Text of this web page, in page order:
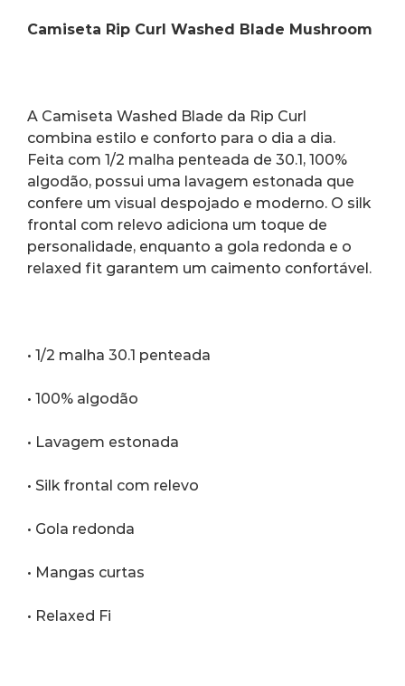
Camiseta Rip Curl Washed Blade Mushroom
A Camiseta Washed Blade da Rip Curl
combina estilo e conforto para o dia a dia.
Feita com 1/2 malha penteada de 30.1, 100%
algodão, possui uma lavagem estonada que
confere um visual despojado e moderno. O silk
frontal com relevo adiciona um toque de
personalidade, enquanto a gola redonda e o
relaxed fit garantem um caimento confortável.
• 1/2 malha 30.1 penteada
• 100% algodão
• Lavagem estonada
• Silk frontal com relevo
• Gola redonda
• Mangas curtas
• Relaxed Fi